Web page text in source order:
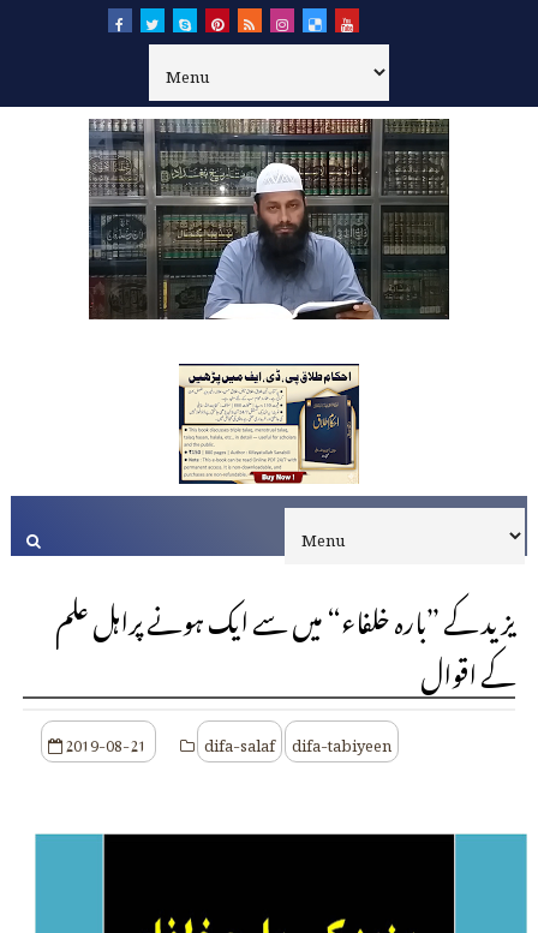
یزید کے ”بارہ خلفاء“ میں سے ایک ہونے پراہل علم
کے اقوال
2019-08-21 difa-salaf difa-tabiyeen